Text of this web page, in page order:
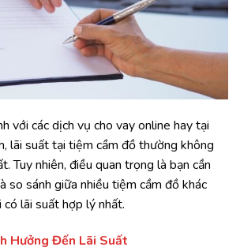
với các dịch vụ cho vay online hay tại
lãi suất tại tiệm cầm đồ thường không
Tuy nhiên, điều quan trọng là bạn cần
so sánh giữa nhiều tiệm cầm đồ khác
có lãi suất hợp lý nhất.
Hưởng Đến Lãi Suất